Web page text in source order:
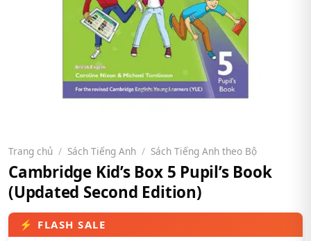
Trang chủ / Sách Tiếng Anh / Sách Tiếng Anh theo Bộ
Cambridge Kid’s Box 5 Pupil’s Book
(Updated Second Edition)